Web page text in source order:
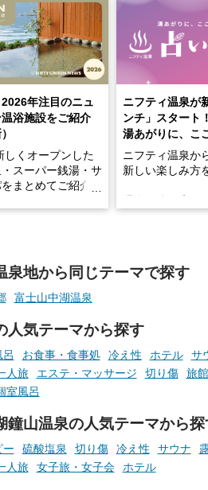
2026年注目のニュ
浴施設をご紹介
しくオープンした
スーパー銭湯・サ
まとめてご紹介！
もあわせて紹介し
、気になる施設は
して次のおでかけ
てみてください
ニフティ温泉が
ンチ」スタート
湯あがりに、こ
ニフティ温泉か
新しい楽しみ方
手相やタロット
泉地から同じテーマで探す
富士山中湖温泉
人気テーマから探す
呂 お食事・食事処 冷え性 ホテル サ
人旅
エステ・マッサージ 切り傷 旅館
室風呂
鐘山温泉の人気テーマから探
ー 硫酸塩泉 切り傷 冷え性 サウナ
人旅
女子旅・女子会 ホテル